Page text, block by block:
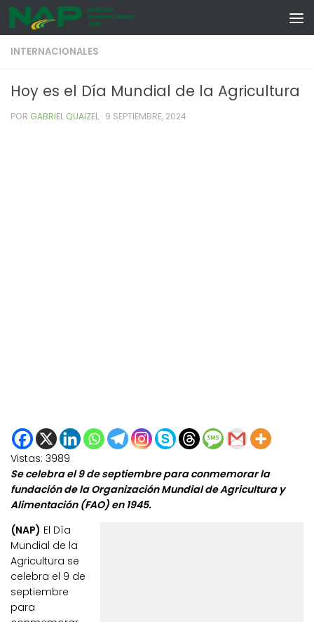
Skip to content
INTERNACIONALES
Hoy es el Día Mundial de la Agricultura
POR GABRIEL QUAIZEL · 9 SEPTIEMBRE, 2024
Vistas: 3989
Se celebra el 9 de septiembre para conmemorar la
fundación de la Organización Mundial de Agricultura y
Alimentación (FAO) en 1945.
(NAP) El Día
Mundial de la
Agricultura se
celebra el 9 de
septiembre
para